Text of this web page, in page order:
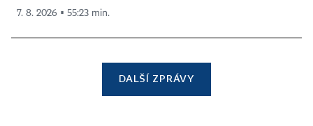
7. 8. 2026 ▪ 55:23 min.
DALŠÍ ZPRÁVY